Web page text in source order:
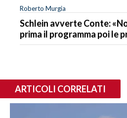
Roberto Murgia
Schlein avverte Conte:
prima il programma poi le
ARTICOLI CORRELATI